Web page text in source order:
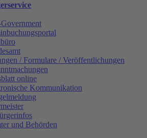
/ Formulare / Veröffentlichungen
online
Kommunikation
und Behörden